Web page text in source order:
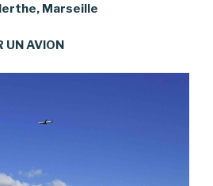
Marseille
UN AVION